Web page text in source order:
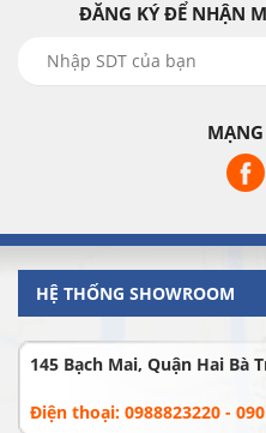
ĐĂNG KÝ ĐỂ NHẬN
HỆ THỐNG SHOWROOM
145 Bạch Mai, Quận Hai Bà
Điện thoại: 0988823220 -